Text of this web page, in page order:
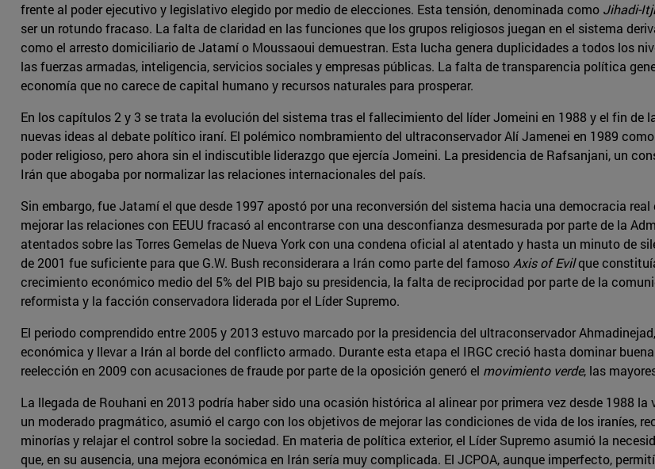
frente al poder ejecutivo y legislativo elegido por medio de elecciones. Esta tensión, denominada como Jihadi-
ser un rotundo fracaso. La falta de claridad en las funciones que los grupos religiosos juegan en el sistema
como el arresto domiciliario de Jatamí o Moussaoui demuestran. Esta lucha genera duplicidades a todos los
las fuerzas armadas, inteligencia, servicios sociales y empresas públicas. La falta de transparencia política
economía que no carece de capital humano y recursos naturales para prosperar.
En los capítulos 2 y 3 se trata la evolución del sistema tras el fallecimiento del líder Jomeini en 1988 y el fin de
nuevas ideas al debate político iraní. El polémico nombramiento del ultraconservador Alí Jamenei en 1989
poder religioso, pero ahora sin el indiscutible liderazgo que ejercía Jomeini. La presidencia de Rafsanjani, un
Irán que abogaba por normalizar las relaciones internacionales del país.
Sin embargo, fue Jatamí el que desde 1997 apostó por una reconversión del sistema hacia una democracia
mejorar las relaciones con EEUU fracasó al encontrarse con una desconfianza desmesurada por parte de la
atentados sobre las Torres Gemelas de Nueva York con una condena oficial al atentado y hasta un minuto de
de 2001 fue suficiente para que G.W. Bush reconsiderara a Irán como parte del famoso Axis of Evilque
crecimiento económico medio del 5% del PIB bajo su presidencia, la falta de reciprocidad por parte de la
reformista y la facción conservadora liderada por el Líder Supremo.
El periodo comprendido entre 2005 y 2013 estuvo marcado por la presidencia del ultraconservador
económica y llevar a Irán al borde del conflicto armado. Durante esta etapa el IRGC creció hasta dominar
reelección en 2009 con acusaciones de fraude por parte de la oposición generó el movimiento verde, las
La llegada de Rouhani en 2013 podría haber sido una ocasión histórica al alinear por primera vez desde 1988
un moderado pragmático, asumió el cargo con los objetivos de mejorar las condiciones de vida de los iraníes,
minorías y relajar el control sobre la sociedad. En materia de política exterior, el Líder Supremo asumió la
que, en su ausencia, una mejora económica en Irán sería muy complicada. El JCPOA, aunque imperfecto,